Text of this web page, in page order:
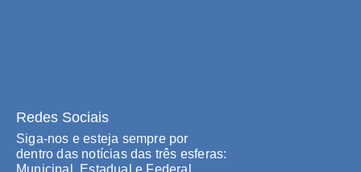
Redes Sociais
Siga-nos e esteja sempre por
dentro das notícias das três esferas: